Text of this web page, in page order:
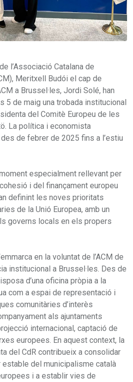
l’Associació Catalana de
Meritxell Budói el cap de
a Brussel·les, Jordi Solé, han
5 de maig una trobada institucional
del Comitè Europeu de les
La política i economista
de febrer de 2025 fins a l’estiu
especialment rellevant per
i del finançament europeu
definint les noves prioritats
de la Unió Europea, amb un
governs locals en els propers
en la voluntat de l’ACM de
institucional a Brussel·les. Des de
d’una oficina pròpia a la
com a espai de representació i
comunitàries d’interès
als ajuntaments
internacional, captació de
europees. En aquest context, la
del CdR contribueix a consolidar
estable del municipalisme català
i a establir vies de